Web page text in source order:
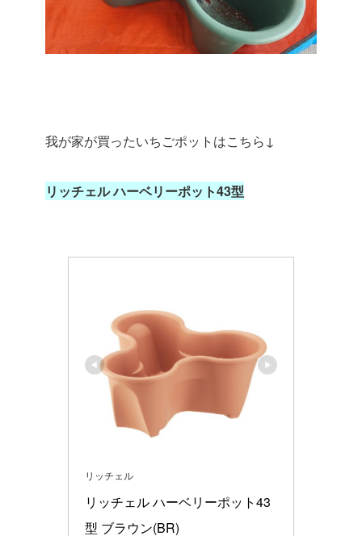
我が家が買ったいちごポットはこちら↓
リッチェル ハーベリーポット43型
リッチェル
リッチェル ハーベリーポット43
型 ブラウン(BR)